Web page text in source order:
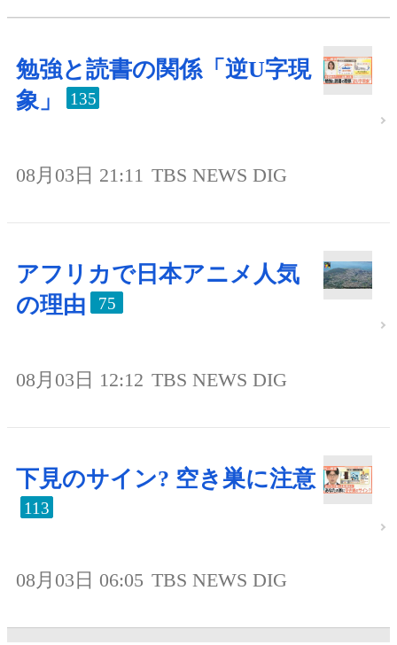
勉強と読書の関係「逆U字現
象」
135
08月03日 21:11 TBS NEWS DIG
アフリカで日本アニメ人気
の理由
75
08月03日 12:12 TBS NEWS DIG
下見のサイン? 空き巣に注意
113
08月03日 06:05 TBS NEWS DIG